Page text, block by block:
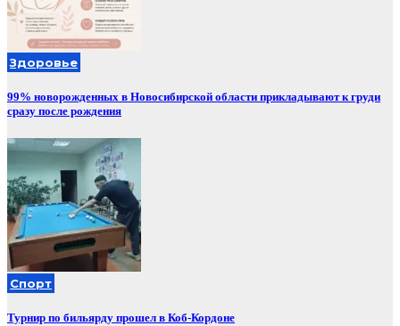
Здоровье
99% новорожденных в Новосибирской области прикладывают к груди
сразу после рождения
Спорт
Турнир по бильярду прошел в Коб-Кордоне